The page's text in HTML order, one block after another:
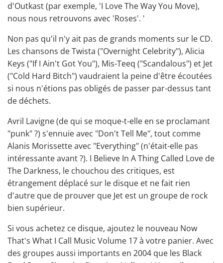
d'Outkast (par exemple, 'I Love The Way You Move),
nous nous retrouvons avec 'Roses'. '
Non pas qu'il n'y ait pas de grands moments sur le CD.
Les chansons de Twista ("Overnight Celebrity"), Alicia
Keys ("If I Ain't Got You"), Mis-Teeq ("Scandalous") et Jet
("Cold Hard Bitch") vaudraient la peine d'être écoutées
si nous n'étions pas obligés de passer par-dessus tant
de déchets.
Avril Lavigne (de qui se moque-t-elle en se proclamant
"punk" ?) s'ennuie avec "Don't Tell Me", tout comme
Alanis Morissette avec "Everything" (n'était-elle pas
intéressante avant ?). I Believe In A Thing Called Love de
The Darkness, le chouchou des critiques, est
étrangement déplacé sur le disque et ne fait rien
d'autre que de prouver que Jet est un groupe de rock
bien supérieur.
Si vous achetez ce disque, ajoutez le nouveau Now
That's What I Call Music Volume 17 à votre panier. Avec
des groupes aussi importants en 2004 que les Black